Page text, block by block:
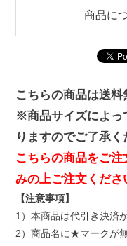
商品に
こちらの商品は送料
※商品サイズによっ
りますのでご了承く
こちらの商品をご
みの上ご注文くださ
【注意事項】
1）本商品は代引き決済
2）商品名に★マークが